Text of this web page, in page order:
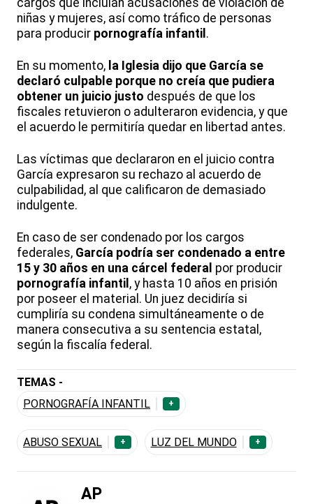
niñas y mujeres, así como tráfico de personas
para producir pornografía infantil .
En su momento, la Iglesia dijo que García se
declaró culpable porque no creía que pudiera
obtener un juicio justo después de que los
fiscales retuvieron o adulteraron evidencia, y que
el acuerdo le permitiría quedar en libertad antes.
Las víctimas que declararon en el juicio contra
García expresaron su rechazo al acuerdo de
culpabilidad, al que calificaron de demasiado
indulgente.
En caso de ser condenado por los cargos
federales, García podría ser condenado a entre
15 y 30 años en una cárcel federal por producir
pornografía infantil , y hasta 10 años en prisión
por poseer el material. Un juez decidiría si
cumpliría su condena simultáneamente o de
manera consecutiva a su sentencia estatal,
según la fiscalía federal.
TEMAS -
PORNOGRAFÍA INFANTIL
+
ABUSO SEXUAL + LUZ DEL MUNDO +
AP